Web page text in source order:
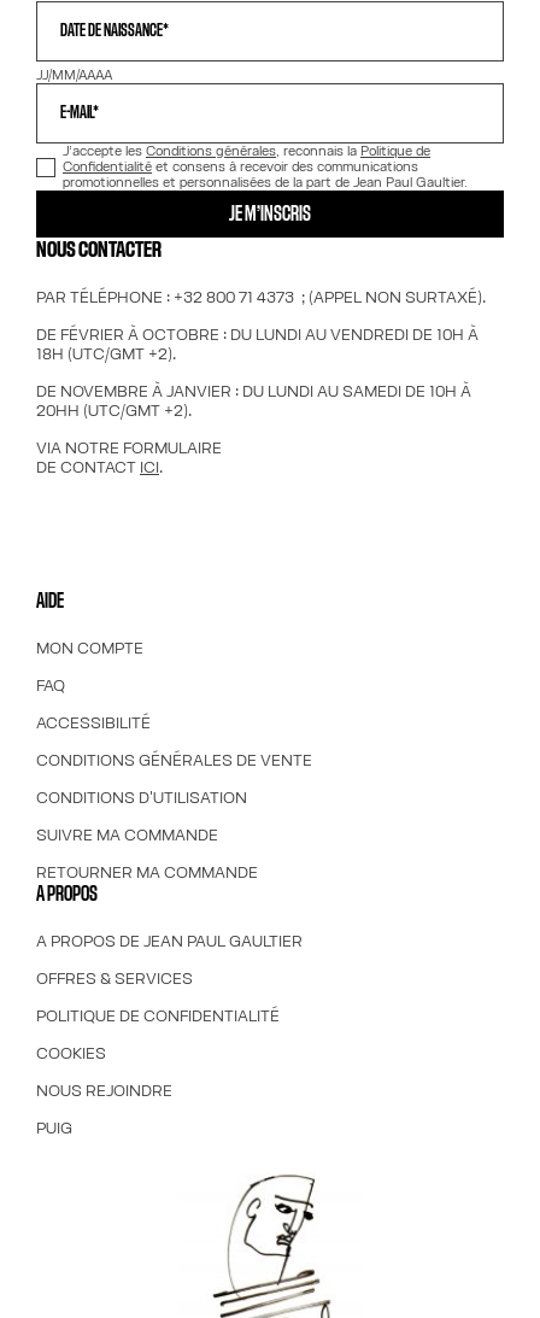
DATE DE NAISSANCE*
JJ/MM/AAAA
E-MAIL*
J’accepte les Conditions générales, reconnais la Politique de
Confidentialité et consens à recevoir des communications
promotionnelles et personnalisées de la part de Jean Paul Gaultier.
JE M’INSCRIS
NOUS CONTACTER
PAR TÉLÉPHONE : +32 800 71 4373 ; (APPEL NON SURTAXÉ).
DE FÉVRIER À OCTOBRE : DU LUNDI AU VENDREDI DE 10H À
18H (UTC/GMT +2).
DE NOVEMBRE À JANVIER : DU LUNDI AU SAMEDI DE 10H À
20HH (UTC/GMT +2).
VIA NOTRE FORMULAIRE
DE CONTACT ICI.
AIDE
MON COMPTE
FAQ
ACCESSIBILITÉ
CONDITIONS GÉNÉRALES DE VENTE
CONDITIONS D'UTILISATION
SUIVRE MA COMMANDE
RETOURNER MA COMMANDE
A PROPOS
A PROPOS DE JEAN PAUL GAULTIER
OFFRES & SERVICES
POLITIQUE DE CONFIDENTIALITÉ
COOKIES
NOUS REJOINDRE
PUIG